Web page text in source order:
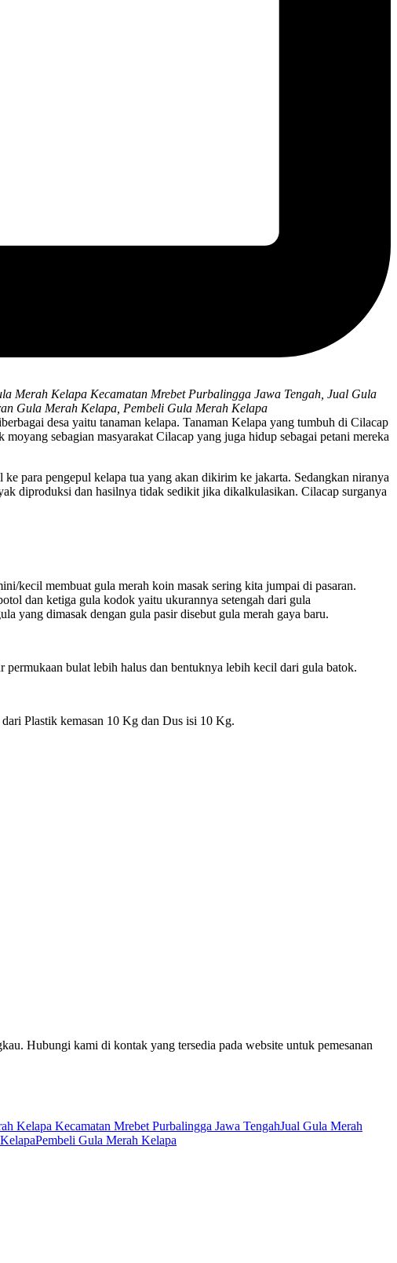
Merah Kelapa Kecamatan Mrebet Purbalingga Jawa Tengah, Jual Gula
Gula Merah Kelapa, Pembeli Gula Merah Kelapa
desa yaitu tanaman kelapa. Tanaman Kelapa yang tumbuh di Cilacap
sebagian masyarakat Cilacap yang juga hidup sebagai petani mereka
para pengepul kelapa tua yang akan dikirim ke jakarta. Sedangkan niranya
diproduksi dan hasilnya tidak sedikit jika dikalkulasikan. Cilacap surganya
kecil membuat gula merah koin masak sering kita jumpai di pasaran.
dan ketiga gula kodok yaitu ukurannya setengah dari gula
yang dimasak dengan gula pasir disebut gula merah gaya baru.
bulat lebih halus dan bentuknya lebih kecil dari gula batok.
Plastik kemasan 10 Kg dan Dus isi 10 Kg.
Hubungi kami di kontak yang tersedia pada website untuk pemesanan
Kelapa Kecamatan Mrebet Purbalingga Jawa TengahJual Gula Merah
Pembeli Gula Merah Kelapa